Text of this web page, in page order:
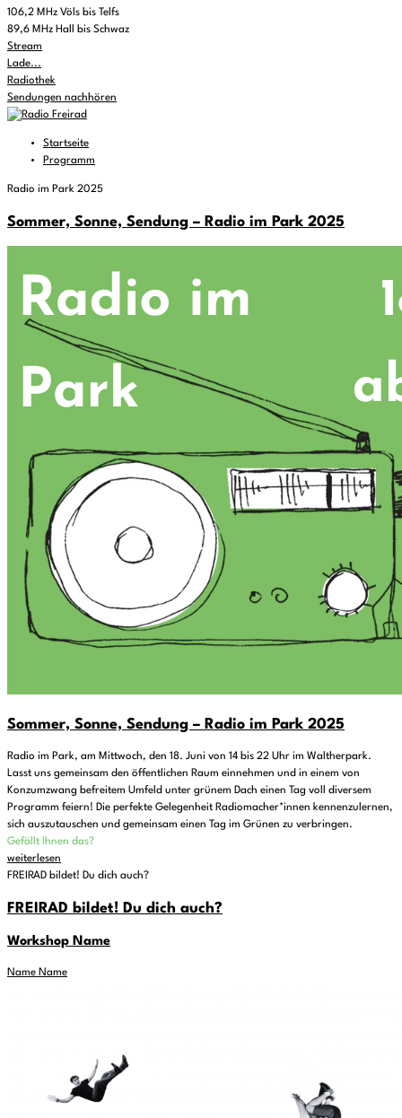
106,2 MHz Völs bis Telfs
89,6 MHz Hall bis Schwaz
Stream
Lade...
Radiothek
Sendungen nachhören
Startseite
Programm
Radio im Park 2025
Sommer, Sonne, Sendung – Radio im Park 2025
Sommer, Sonne, Sendung – Radio im Park 2025
Radio im Park, am Mittwoch, den 18. Juni von 14 bis 22 Uhr im Waltherpark.
Lasst uns gemeinsam den öffentlichen Raum einnehmen und in einem von
Konzumzwang befreitem Umfeld unter grünem Dach einen Tag voll diversem
Programm feiern! Die perfekte Gelegenheit Radiomacher*innen kennenzulernen,
sich auszutauschen und gemeinsam einen Tag im Grünen zu verbringen.
Gefällt Ihnen das?
weiterlesen
FREIRAD bildet! Du dich auch?
FREIRAD bildet! Du dich auch?
Workshop Name
Name Name